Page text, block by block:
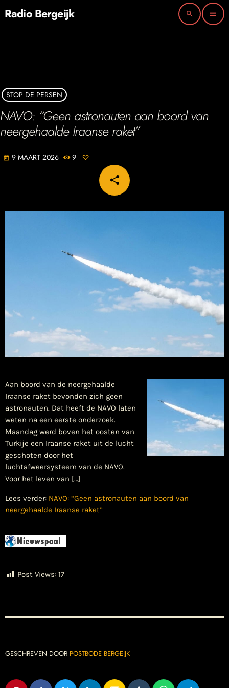
Radio Bergeijk search menu
STOP DE PERSEN
NAVO: “Geen astronauten aan boord van
neergehaalde Iraanse raket”
today 9 MAART 2026 9
share
email
Aan boord van de neergehaalde
Iraanse raket bevonden zich geen
astronauten. Dat heeft de NAVO laten
weten na een eerste onderzoek.
Maandag werd boven het oosten van
Turkije een Iraanse raket uit de lucht
geschoten door het
luchtafweersysteem van de NAVO.
Voor het leven van […]
Lees verder: NAVO: “Geen astronauten aan boord van
neergehaalde Iraanse raket”
Post Views: 17
GESCHREVEN DOOR POSTBODE BERGEIJK